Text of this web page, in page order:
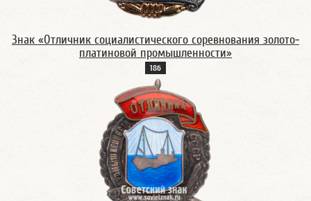
Знак «Отличник социалистического соревнования золото-
платиновой промышленности»
18б